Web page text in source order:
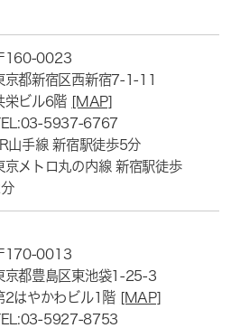
160-0023
京都新宿区西新宿7-1-11
栄ビル6階 [MAP]
5937-6767
山手線 新宿駅徒歩5分
京メトロ丸の内線 新宿駅徒歩
170-0013
京都豊島区東池袋1-25-3
2はやかわビル1階 [MAP]
5927-8753